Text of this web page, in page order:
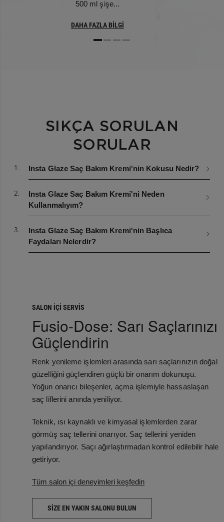
A M A L • ALPHA-ISOMETHYL IONONE • GLYCOLIC
ACID • CITRIC ACID • EDTA • ROSA CANINA
500 ml şişe...
DAHA FAZLA BİLGİ
SIKÇA SORULAN
SORULAR
1. Insta Glaze Saç Bakım Kremi'nin Kokusu Nedir?
2.
Insta Glaze Saç Bakım Kremi'ni Neden
Kullanmalıyım?
3.
Insta Glaze Saç Bakım Kremi'nin Başlıca
Faydaları Nelerdir?
SALON İÇİ SERVİS
Fusio-Dose: Sarı Saçlarınızı
Güçlendirin
Renk yenileme işlemleri arasında sarı saçlarınızın doğal
güzelliğini güçlendiren güçlü bir onarım dokunuşu.
Yoğun onarıcı bileşenler, açma işlemiyle hassaslaşan
saç liflerini anında yeniliyor.
Teknik, ısı kaynaklı ve kimyasal işlemlerden zarar
görmüş saç tellerini onarıyor. Saç tellerini yeniden
yapılandırıyor. Saçı ağırlaştırmadan kontrol edilebilir hale
getiriyor.
Tüm salon içi deneyimleri keşfedin
SİZE EN YAKIN SALONU BULUN